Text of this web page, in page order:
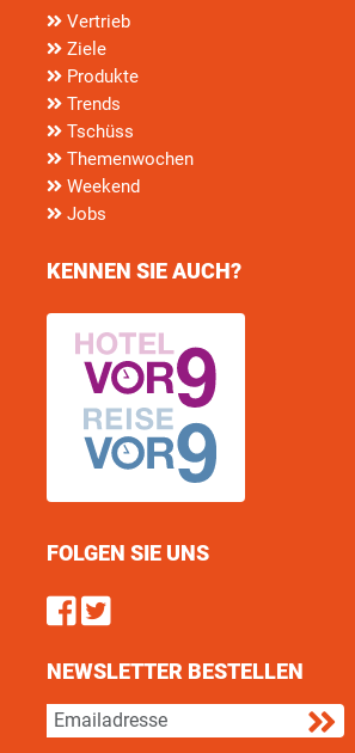
Vertrieb
Ziele
Produkte
Trends
Tschüss
Themenwochen
Weekend
Jobs
KENNEN SIE AUCH?
FOLGEN SIE UNS
Find us on
Follow us on
NEWSLETTER BESTELLEN